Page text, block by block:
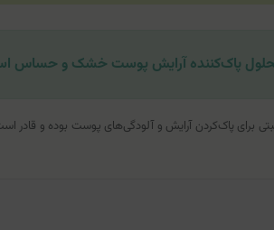
پاک‌کننده آرایش پوست خشک و حساس
پاک‌کردن آرایش و آلودگی‌های پوست بوده و قادر